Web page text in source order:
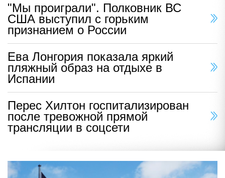
"Мы проиграли". Полковник ВС
США выступил с горьким
признанием о России
Ева Лонгория показала яркий
пляжный образ на отдыхе в
Испании
Перес Хилтон госпитализирован
после тревожной прямой
трансляции в соцсети